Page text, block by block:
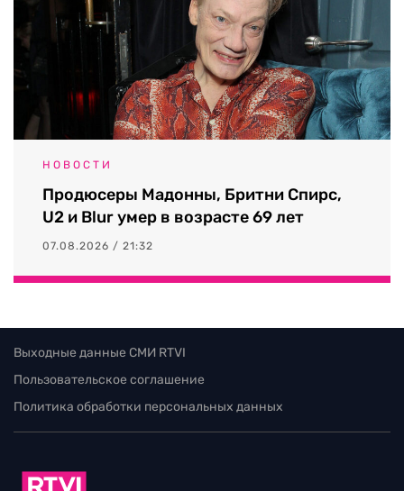
НОВОСТИ
Продюсеры Мадонны, Бритни Спирс,
U2 и Blur умер в возрасте 69 лет
07.08.2026 / 21:32
Выходные данные СМИ RTVI
Пользовательское соглашение
Политика обработки персональных данных